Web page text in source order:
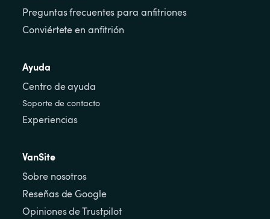
Preguntas frecuentes para anfitriones
Conviértete en anfitrión
Ayuda
Centro de ayuda
Soporte de contacto
Experiencias
VanSite
Sobre nosotros
Reseñas de Google
Opiniones de Trustpilot